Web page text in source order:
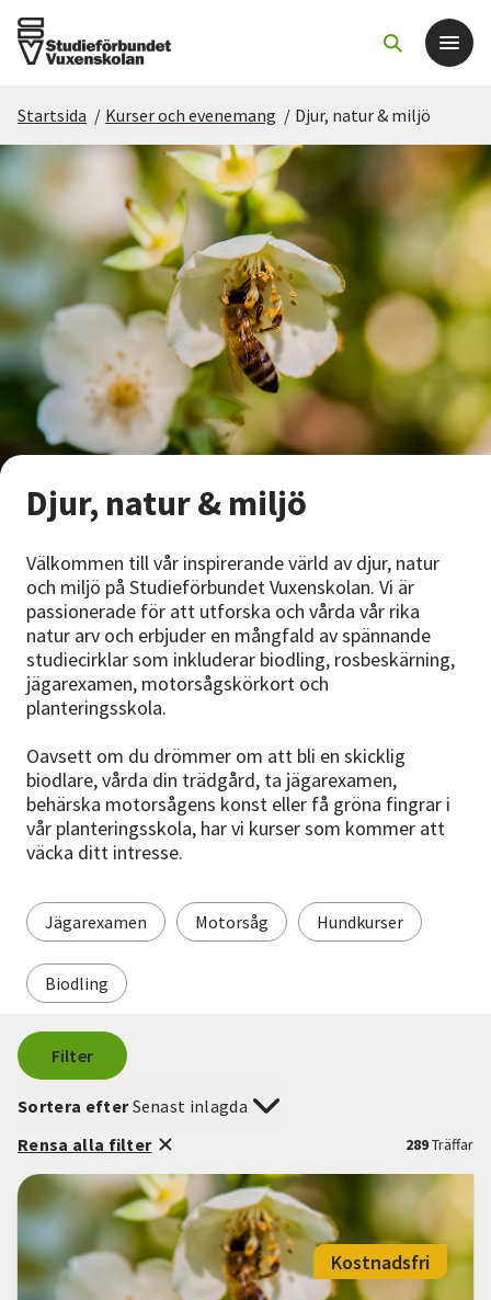
Det här gör vi
För dig som
Sök kurser och evenemang
Om SV
Starta studiecirkel
Cirkelledare
Nyheter
Avdelningar
Lyssna
Startsida / Kurser och evenemang / Djur, natur & miljö
Djur, natur & miljö
Välkommen till vår inspirerande värld av djur, natur
och miljö på Studieförbundet Vuxenskolan. Vi är
passionerade för att utforska och vårda vår rika
natur arv och erbjuder en mångfald av spännande
studiecirklar som inkluderar biodling, rosbeskärning,
jägarexamen, motorsågskörkort och
planteringsskola.
Oavsett om du drömmer om att bli en skicklig
biodlare, vårda din trädgård, ta jägarexamen,
behärska motorsågens konst eller få gröna fingrar i
vår planteringsskola, har vi kurser som kommer att
väcka ditt intresse.
Jägarexamen Motorsåg Hundkurser
Biodling
Filter
289Träffar
Sortera efterSenast inlagda
Rensa alla filter
Kostnadsfri